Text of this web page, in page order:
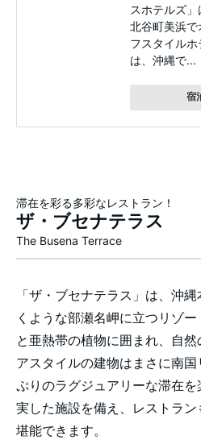
スホテルズ
北谷町美浜で
フスタイル
は、沖縄で...
宿
滞在を彩る多彩なレストラン！
ザ・ブセナテラス
The Busena Terrace
「ザ・ブセナテラス」は、沖
くような部瀬名岬に立つリゾ
と亜熱帯の植物に囲まれ、自
アスタイルの建物はまさに南
ぷりのラグジュアリーな滞在
実した施設を備え、レストラン
堪能できます。